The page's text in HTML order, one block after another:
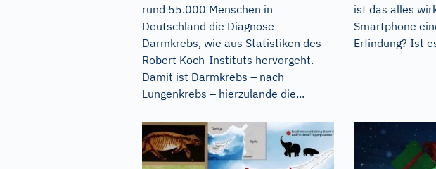
rund 55.000 Menschen in
Deutschland die Diagnose
Darmkrebs, wie aus Statistiken des
Robert Koch-Instituts hervorgeht.
Damit ist Darmkrebs – nach
Lungenkrebs – hierzulande die...
ist das alles
Smartphone
Erfindung? Ist